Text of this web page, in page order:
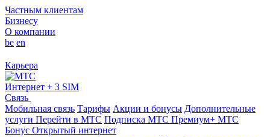
Частным клиентам
Бизнесу
О компании
be en
Карьера
Интернет + 3 SIM
Связь
Мобильная связь Тарифы Акции и бонусы Дополнительные
услуги Перейти в МТС Подписка МТС Премиум+ МТС
Бонус Открытый интернет